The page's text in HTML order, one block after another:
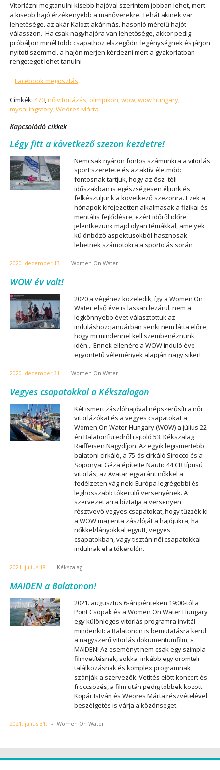
Vitorlázni megtanulni kisebb hajóval szerintem jobban lehet, mert
a kisebb hajó érzékenyebb a manőverekre. Tehát akinek van
lehetősége, az akár Kalózt akár más, hasonló méretű hajót
válasszon. Ha csak nagyhajóra van lehetősége, akkor pedig
próbáljon minél több csapathoz elszegődni legénységnek és járjon
nyitott szemmel, a hajón merjen kérdezni mert a gyakorlatban
rengeteget lehet tanulni.
Facebook megosztás
Címkék: 470,nőivitorlázás, olimpikon,wow,wow hungary,
mysailingstory,Weöres Márta
Kapcsolódó cikkek
Légy fitt a következő szezon kezdetre!
Nemcsak nyáron fontos számunkra a vitorlás
sport szeretete és az aktív életmód:
fontosnak tartjuk, hogy az őszi-téli
időszakban is egészségesen éljünk és
felkészüljünk a következő szezonra. Ezek a
hónapok kifejezetten alkalmasak a fizikai és
mentális fejlődésre, ezért időről időre
jelentkezünk majd olyan témákkal, amelyek
különböző aspektusokból hasznosak
lehetnek számotokra a sportolás során.
2020. december 13. - Women On Water
WOW év volt!
2020 a végéhez közeledik, így a Women On
Water első éve is lassan lezárul: nem a
legkönnyebb évet választottuk az
induláshoz: januárban senki nem látta előre,
hogy mi mindennel kell szembenéznünk
idén... Ennek ellenére a WOW induló éve
egyöntetű vélemények alapján nagy siker!
2020. december 31. - Women On Water
Vegyes csapatokkal a Kékszalagon
Két ismert zászlóhajóval népszerűsíti a női
vitorlázókat és a vegyes csapatokat a
Women On Water Hungary (WOW) a július 22-
én Balatonfüredről rajtoló 53. Kékszalag
Raiffeisen Nagydíjon. Az egyik legismertebb
balatoni cirkáló, a 75-ös cirkáló Sirocco és a
Soponyai Géza építette Nautic 44 CR típusú
vitorlás, az Avatar egyaránt nőkkel a
fedélzeten vág neki Európa legrégebbi és
leghosszabb tókerülő versenyének. A
szervezet arra bíztatja a versenyen
résztvevő vegyes csapatokat, hogy tűzzék ki
a WOW magenta zászlóját a hajójukra, ha
nőkkel/lányokkal együtt, vegyes
csapatokban, vagy tisztán női csapatokkal
indulnak el a tókerülőn.
2021. július 18. - Kékszalag
MAIDEN a Balatonon!
2021. augusztus 6-án pénteken 19:00-tól a
Pont Csopak és a Women On Water Hungary
egy különleges vitorlás programra invitál
mindenkit: a Balatonon is bemutatásra kerül
a nagyszerű vitorlás dokumentumfilm, a
MAIDEN! Az eseményt nem csak egy szimpla
filmvetítésnek, sokkal inkább egy örömteli
találkozásnak és komplex programnak
szánják a szervezők. Vetítés előtt koncert és
fröccsözés, a film után pedig többek között
Kopár István és Weöres Márta részvételével
beszélgetés is várja a közönséget.
2021. július 31. - Women On Water